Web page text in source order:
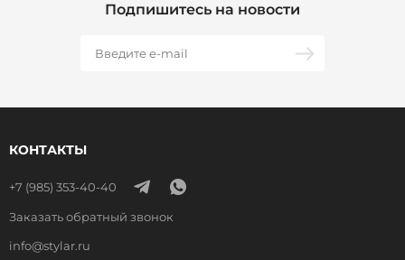
Подпишитесь на новости
КОНТАКТЫ
+7 (985) 353-40-40
Заказать обратный звонок
info@stylar.ru